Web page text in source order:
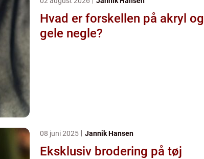
Hvad er forskellen på akryl og
gele negle?
08 juni 2025 Jannik Hansen
Eksklusiv brodering på tøj